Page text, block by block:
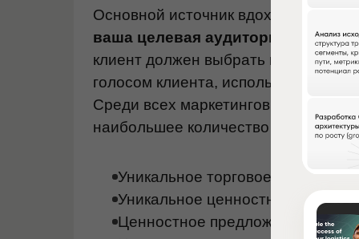
Основной источник вдохновения
ваша целевая аудитория.
Оно
клиент должен выбрать вас, а не
голосом клиента, использовать
Среди всех маркетинговых
наибольшее количество синонимов,
Уникальное торговое
Уникальное ценностное
Ценностное предложение для